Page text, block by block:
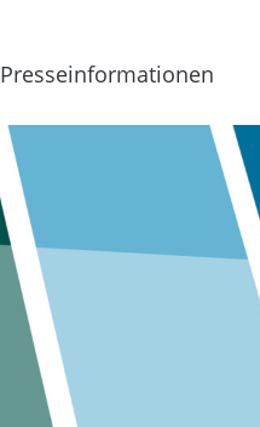
Presseinformationen